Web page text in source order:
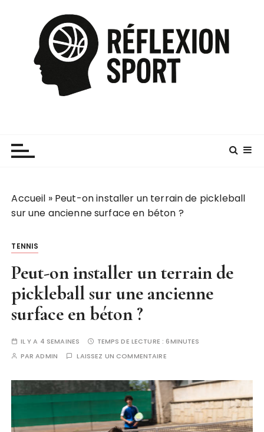
Accueil » Peut-on installer un terrain de pickleball
sur une ancienne surface en béton ?
TENNIS
Peut-on installer un terrain de
pickleball sur une ancienne
surface en béton ?
IL Y A 4 SEMAINES TEMPS DE LECTURE :6MINUTES
PARADMIN LAISSEZ UN COMMENTAIRE